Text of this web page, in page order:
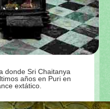
donde Sri Chaitanya
años en Puri en
extático.